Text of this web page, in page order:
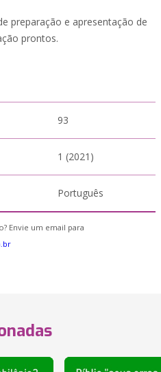
preparação e apresentação de
prontos.
93
1 (2021)
Português
Envie um email para